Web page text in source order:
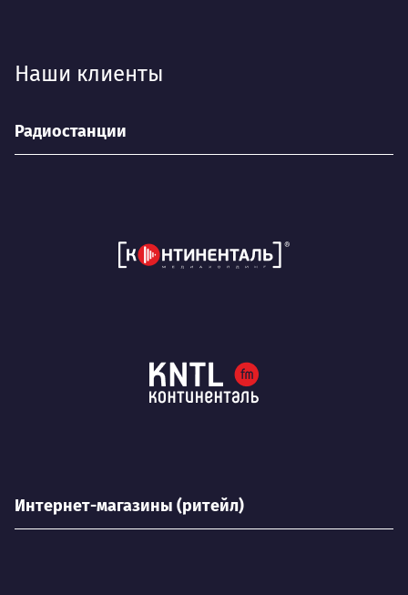
скорость запуска и прозрачность результатов.
Наши клиенты
Радиостанции
Интернет-магазины (ритейл)